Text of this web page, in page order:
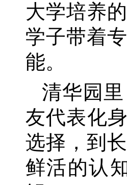
大学培养
学子带着
能。
清华园
友代表化身
选择，到
鲜活的认